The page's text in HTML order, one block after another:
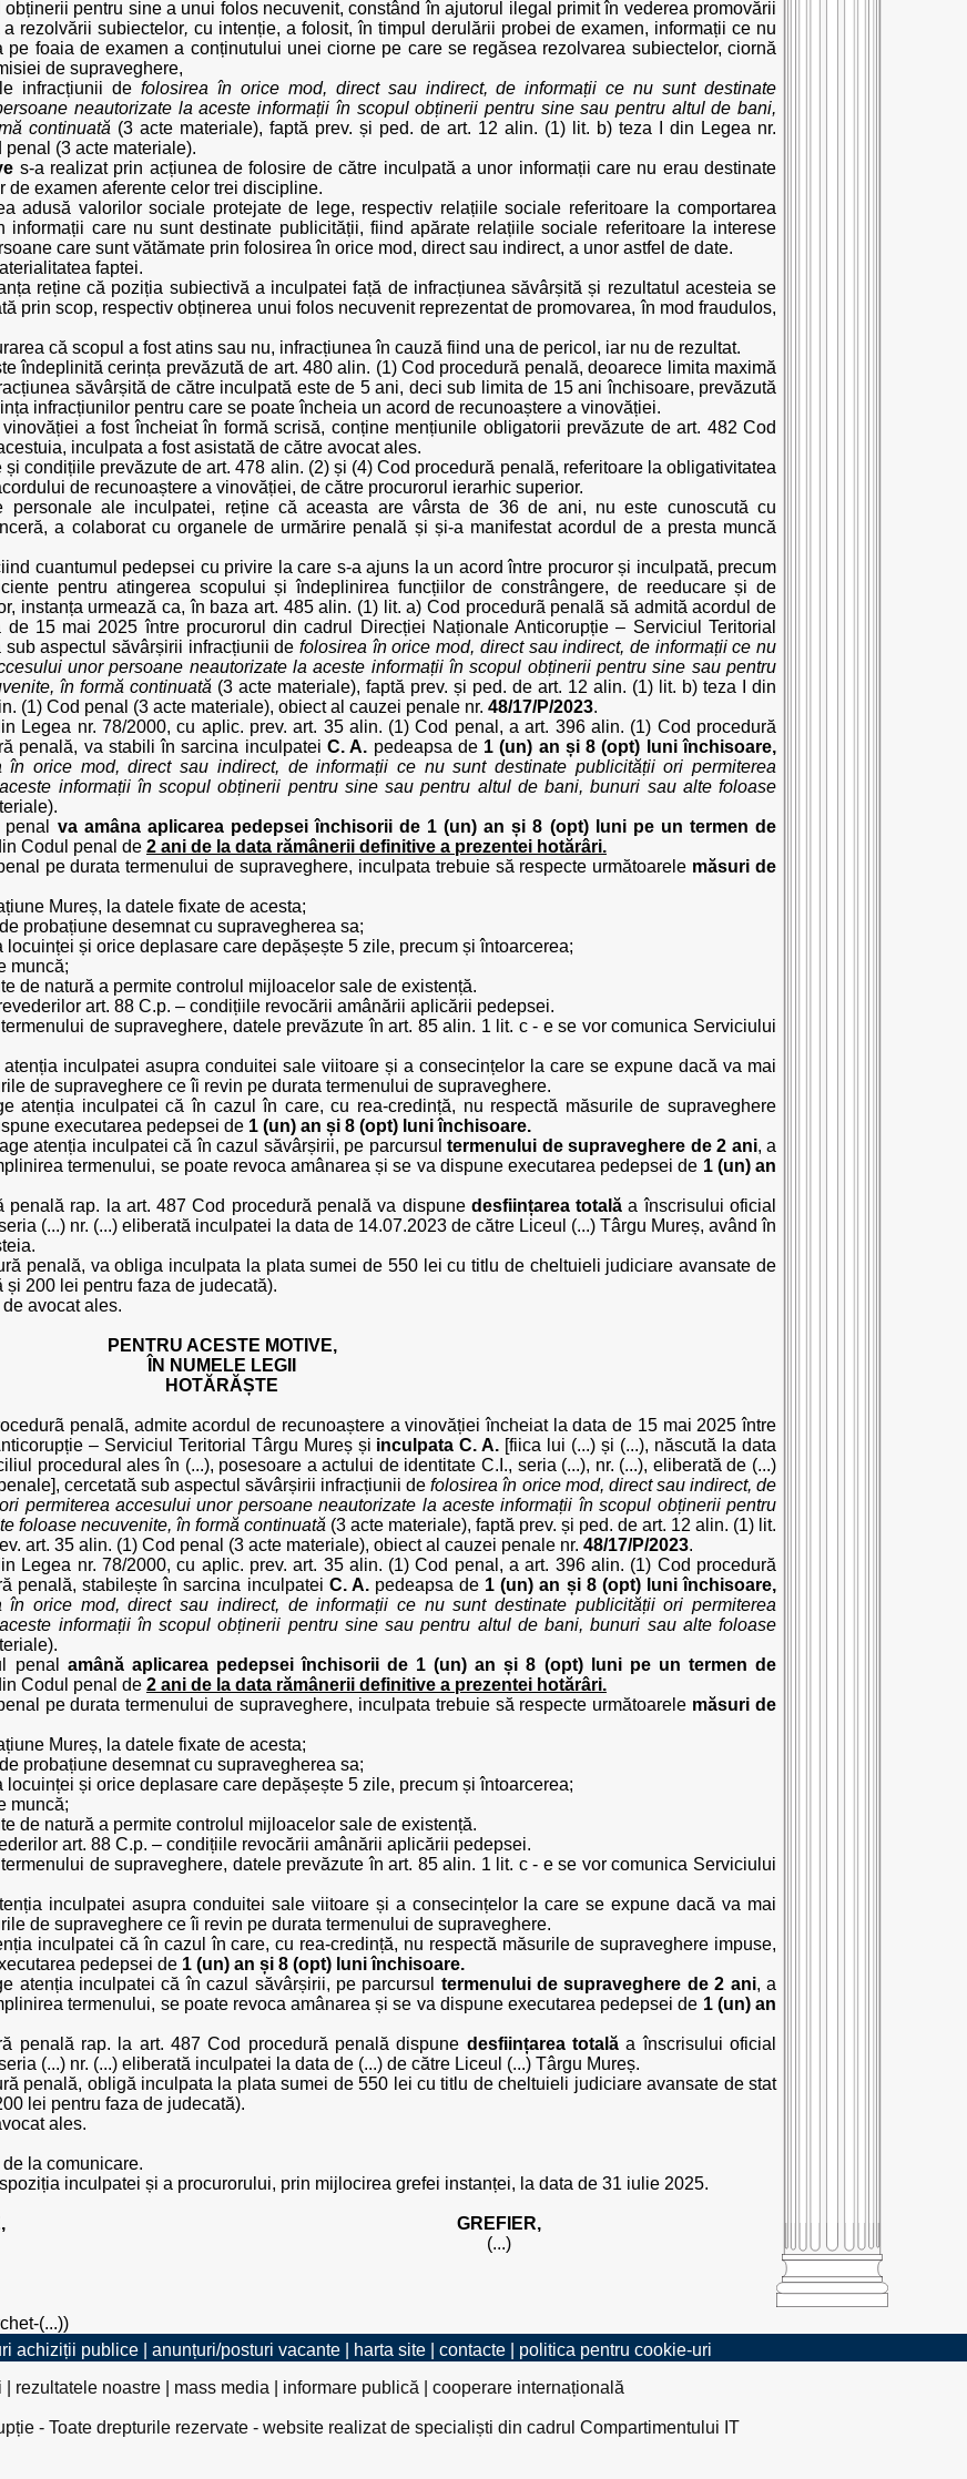
pentru sine a unui folos necuvenit, constând în ajutorul ilegal primit în vederea promovării
rezolvării subiectelor, cu intenție, a folosit, în timpul derulării probei de examen, informații ce nu
foaia de examen a conținutului unei ciorne pe care se regăsea rezolvarea subiectelor, ciornă
de supraveghere,
infracțiunii defolosirea în orice mod, direct sau indirect, de informații ce nu sunt destinate
neautorizate la aceste informații în scopul obținerii pentru sine sau pentru altul de bani,
continuată (3 acte materiale), faptă prev. și ped. de art. 12 alin. (1) lit. b) teza I din Legea nr.
(3 acte materiale).
s-a realizat prin acțiunea de folosire de către inculpată a unor informații care nu erau destinate
examen aferente celor trei discipline.
adusă valorilor sociale protejate de lege, respectiv relațiile sociale referitoare la comportarea
informații care nu sunt destinate publicității, fiind apărate relațiile sociale referitoare la interese
care sunt vătămate prin folosirea în orice mod, direct sau indirect, a unor astfel de date.
faptei.
reține că poziția subiectivă a inculpatei față de infracțiunea săvârșită și rezultatul acesteia se
prin scop, respectiv obținerea unui folos necuvenit reprezentat de promovarea, în mod fraudulos,
că scopul a fost atins sau nu, infracțiunea în cauză fiind una de pericol, iar nu de rezultat.
îndeplinită cerința prevăzută de art. 480 alin. (1) Cod procedură penală, deoarece limita maximă
săvârșită de către inculpată este de 5 ani, deci sub limita de 15 ani închisoare, prevăzută
infracțiunilor pentru care se poate încheia un acord de recunoaștere a vinovăției.
a fost încheiat în formă scrisă, conține mențiunile obligatorii prevăzute de art. 482 Cod
inculpata a fost asistată de către avocat ales.
și condițiile prevăzute de art. 478 alin. (2) și (4) Cod procedură penală, referitoare la obligativitatea
de recunoaștere a vinovăției, de către procurorul ierarhic superior.
personale ale inculpatei, reține că aceasta are vârsta de 36 de ani, nu este cunoscută cu
a colaborat cu organele de urmărire penală și și-a manifestat acordul de a presta muncă
cuantumul pedepsei cu privire la care s-a ajuns la un acord între procuror și inculpată, precum
pentru atingerea scopului și îndeplinirea funcțiilor de constrângere, de reeducare și de
instanța urmează ca, în baza art. 485 alin. (1) lit. a) Cod procedurã penalã să admită acordul de
15 mai 2025 între procurorul din cadrul Direcției Naționale Anticorupție – Serviciul Teritorial
sub aspectul săvârșirii infracțiunii defolosirea în orice mod, direct sau indirect, de informații ce nu
unor persoane neautorizate la aceste informații în scopul obținerii pentru sine sau pentru
în formă continuată (3 acte materiale), faptă prev. și ped. de art. 12 alin. (1) lit. b) teza I din
(1) Cod penal (3 acte materiale), obiect al cauzei penale nr. 48/17/P/2023.
Legea nr. 78/2000, cu aplic. prev. art. 35 alin. (1) Cod penal, a art. 396 alin. (1) Cod procedură
penală, va stabili în sarcina inculpateiC. A. pedeapsa de 1 (un) an și 8 (opt) luni închisoare,
în orice mod, direct sau indirect, de informații ce nu sunt destinate publicității ori permiterea
informații în scopul obținerii pentru sine sau pentru altul de bani, bunuri sau alte foloase
va amâna aplicarea pedepsei închisorii de 1 (un) an și 8 (opt) luni pe un termen de
Codul penal de 2 ani de la data rămânerii definitive a prezentei hotărâri.
pe durata termenului de supraveghere, inculpata trebuie să respecte următoarele măsuri de
Mureș, la datele fixate de acesta;
probațiune desemnat cu supravegherea sa;
și orice deplasare care depășește 5 zile, precum și întoarcerea;
muncă;
de natură a permite controlul mijloacelor sale de existență.
art. 88 C.p. – condițiile revocării amânării aplicării pedepsei.
de supraveghere, datele prevăzute în art. 85 alin. 1 lit. c - e se vor comunica Serviciului
atenția inculpatei asupra conduitei sale viitoare și a consecințelor la care se expune dacă va mai
de supraveghere ce îi revin pe durata termenului de supraveghere.
atenția inculpatei că în cazul în care, cu rea-credință, nu respectă măsurile de supraveghere
executarea pedepsei de 1 (un) an și 8 (opt) luni închisoare.
atenția inculpatei că în cazul săvârșirii, pe parcursultermenului de supraveghere de 2 ani, a
termenului, se poate revoca amânarea și se va dispune executarea pedepsei de 1 (un) an
penală rap. la art. 487 Cod procedură penală va dispune desființarea totală a înscrisului oficial
(...) nr. (...) eliberată inculpatei la data de 14.07.2023 de către Liceul (...) Târgu Mureș, având în
penală, va obliga inculpata la plata sumei de 550 lei cu titlu de cheltuieli judiciare avansate de
200 lei pentru faza de judecată).
avocat ales.
PENTRU ACESTE MOTIVE,
ÎN NUMELE LEGII
HOTĂRĂȘTE
penalã, admite acordul de recunoaștere a vinovăției încheiat la data de 15 mai 2025 între
– Serviciul Teritorial Târgu Mureș și inculpata C. A. [fiica lui (...) și (...), născută la data
procedural ales în (...), posesoare a actului de identitate C.I., seria (...), nr. (...), eliberată de (...)
cercetată sub aspectul săvârșirii infracțiunii defolosirea în orice mod, direct sau indirect, de
permiterea accesului unor persoane neautorizate la aceste informații în scopul obținerii pentru
foloase necuvenite, în formă continuată (3 acte materiale), faptă prev. și ped. de art. 12 alin. (1) lit.
art. 35 alin. (1) Cod penal (3 acte materiale), obiect al cauzei penale nr. 48/17/P/2023.
Legea nr. 78/2000, cu aplic. prev. art. 35 alin. (1) Cod penal, a art. 396 alin. (1) Cod procedură
penală, stabilește în sarcina inculpatei C. A.pedeapsa de 1 (un) an și 8 (opt) luni închisoare,
în orice mod, direct sau indirect, de informații ce nu sunt destinate publicității ori permiterea
informații în scopul obținerii pentru sine sau pentru altul de bani, bunuri sau alte foloase
penal amână aplicarea pedepsei închisorii de 1 (un) an și 8 (opt) luni pe un termen de
Codul penal de 2 ani de la data rămânerii definitive a prezentei hotărâri.
pe durata termenului de supraveghere, inculpata trebuie să respecte următoarele măsuri de
Mureș, la datele fixate de acesta;
probațiune desemnat cu supravegherea sa;
și orice deplasare care depășește 5 zile, precum și întoarcerea;
muncă;
de natură a permite controlul mijloacelor sale de existență.
art. 88 C.p. – condițiile revocării amânării aplicării pedepsei.
de supraveghere, datele prevăzute în art. 85 alin. 1 lit. c - e se vor comunica Serviciului
inculpatei asupra conduitei sale viitoare și a consecințelor la care se expune dacă va mai
de supraveghere ce îi revin pe durata termenului de supraveghere.
inculpatei că în cazul în care, cu rea-credință, nu respectă măsurile de supraveghere impuse,
pedepsei de 1 (un) an și 8 (opt) luni închisoare.
atenția inculpatei că în cazul săvârșirii, pe parcursul termenului de supraveghere de 2 ani, a
termenului, se poate revoca amânarea și se va dispune executarea pedepsei de 1 (un) an
penală rap. la art. 487 Cod procedură penală dispune desființarea totalăa înscrisului oficial
(...) nr. (...) eliberată inculpatei la data de (...) de către Liceul (...) Târgu Mureș.
penală, obligă inculpata la plata sumei de 550 lei cu titlu de cheltuieli judiciare avansate de stat
lei pentru faza de judecată).
ales.
la comunicare.
inculpatei și a procurorului, prin mijlocirea grefei instanței, la data de 31 iulie 2025.
GREFIER,
(...)
(...))
achiziții publice| anunțuri/posturi vacante| harta site| contacte| politica pentru cookie-uri
rezultatele noastre| mass media informare publică cooperare internațională
- Toate drepturile rezervate - website realizat de specialiști din cadrul Compartimentului IT